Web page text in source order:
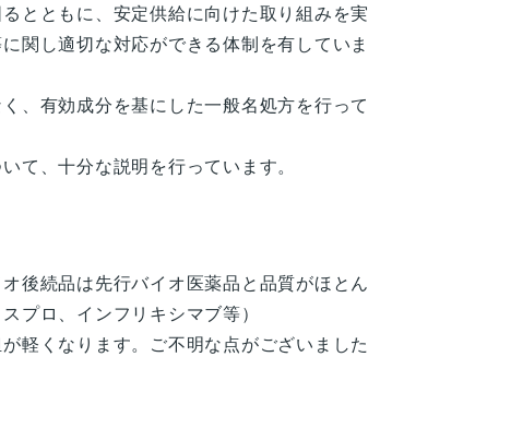
とともに、安定供給に向けた取り組みを実
関し適切な対応ができる体制を有していま
、有効成分を基にした一般名処方を行って
て、十分な説明を行っています。
後続品は先行バイオ医薬品と品質がほとん
プロ、インフリキシマブ等）
軽くなります。ご不明な点がございました